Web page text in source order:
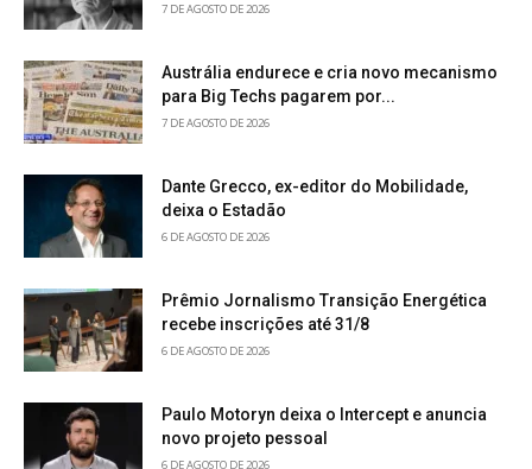
7 DE AGOSTO DE 2026
Austrália endurece e cria novo mecanismo
para Big Techs pagarem por...
7 DE AGOSTO DE 2026
Dante Grecco, ex-editor do Mobilidade,
deixa o Estadão
6 DE AGOSTO DE 2026
Prêmio Jornalismo Transição Energética
recebe inscrições até 31/8
6 DE AGOSTO DE 2026
Paulo Motoryn deixa o Intercept e anuncia
novo projeto pessoal
6 DE AGOSTO DE 2026